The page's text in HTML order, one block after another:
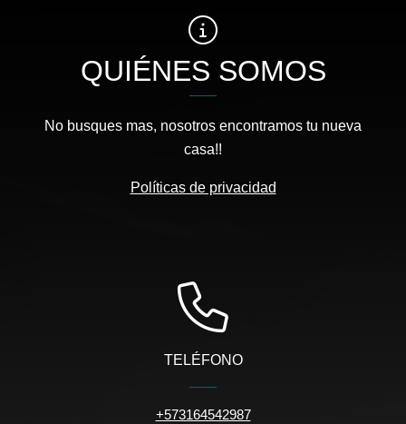
QUIÉNES SOMOS
No busques mas, nosotros encontramos tu nueva
casa!!
Políticas de privacidad
TELÉFONO
+573164542987